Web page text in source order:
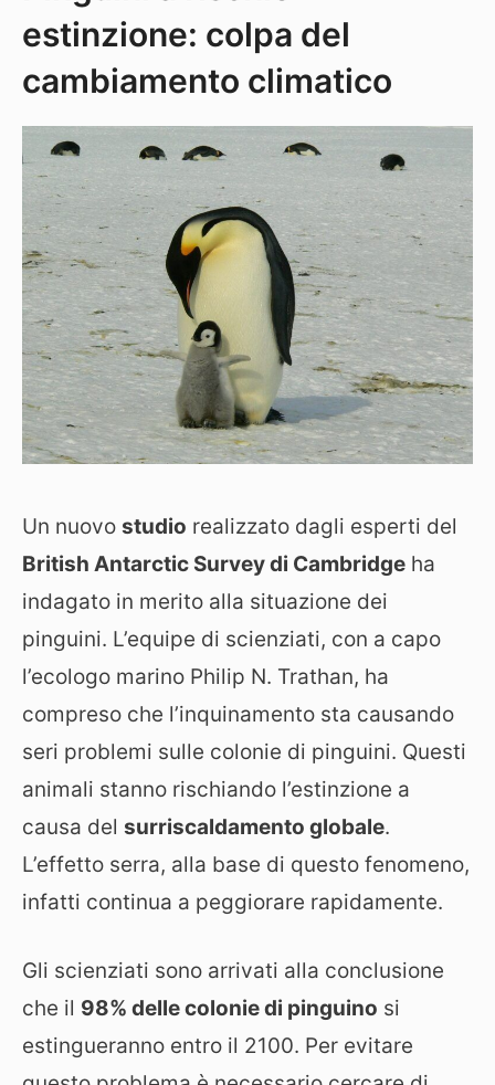
estinzione: colpa del
cambiamento climatico
Un nuovo studio realizzato dagli esperti del
British Antarctic Survey di Cambridge ha
indagato in merito alla situazione dei
pinguini. L’equipe di scienziati, con a capo
l’ecologo marino Philip N. Trathan, ha
compreso che l’inquinamento sta causando
seri problemi sulle colonie di pinguini. Questi
animali stanno rischiando l’estinzione a
causa del surriscaldamento globale.
L’effetto serra, alla base di questo fenomeno,
infatti continua a peggiorare rapidamente.
Gli scienziati sono arrivati alla conclusione
che il 98% delle colonie di pinguino si
estingueranno entro il 2100. Per evitare